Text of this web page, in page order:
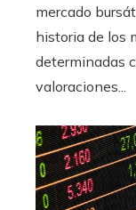
mercado
historia de los
determinadas
valoraciones...